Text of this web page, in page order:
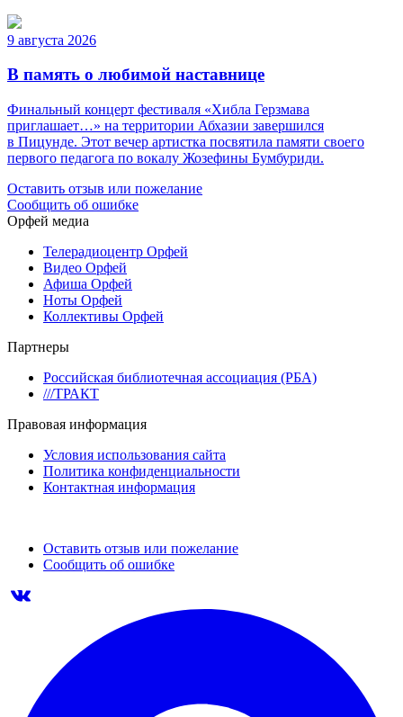
9 августа 2026
В память о любимой наставнице
Финальный концерт фестиваля «Хибла Герзмава
приглашает…» на территории Абхазии завершился
в Пицунде. Этот вечер артистка посвятила памяти своего
первого педагога по вокалу Жозефины Бумбуриди.
Оставить отзыв или пожелание
Сообщить об ошибке
Орфей медиа
Телерадиоцентр Орфей
Видео Орфей
Афиша Орфей
Ноты Орфей
Коллективы Орфей
Партнеры
Российская библиотечная ассоциация (РБА)
///ТРАКТ
Правовая информация
Условия использования сайта
Политика конфиденциальности
Контактная информация
Оставить отзыв или пожелание
Сообщить об ошибке